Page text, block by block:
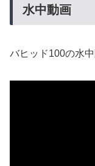
水中動画
バヒッド100の水